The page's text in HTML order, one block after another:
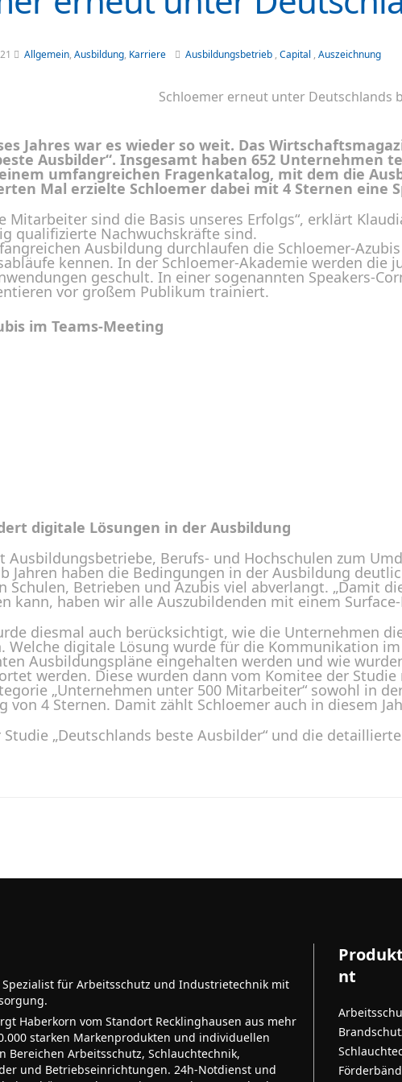
Allgemein, Ausbildung, Karriere Ausbildungsbetrieb , Capital , Auszeichnung
Jahres war es wieder so weit. Das
Ausbilder“. Insgesamt haben 652 Unternehmen
umfangreichen Fragenkatalog, mit dem die
Mal erzielte Schloemer dabei mit 4 Sternen eine
Mitarbeiter sind die Basis unseres Erfolgs“, erklärt
qualifizierte Nachwuchskräfte sind.
Ausbildung durchlaufen die Schloemer-
kennen. In der Schloemer-Akademie werden die
geschult. In einer sogenannten Speakers-
vor großem Publikum trainiert.
digitale Lösungen in der Ausbildung
Ausbildungsbetriebe, Berufs- und Hochschulen zum
Jahren haben die Bedingungen in der Ausbildung
Schulen, Betrieben und Azubis viel abverlangt. „Damit
kann, haben wir alle Auszubildenden mit einem
diesmal auch berücksichtigt, wie die Unternehmen
Welche digitale Lösung wurde für die Kommunikation
Ausbildungspläne eingehalten werden und wie
werden. Diese wurden dann vom Komitee der
„Unternehmen unter 500 Mitarbeiter“ sowohl in
von 4 Sternen. Damit zählt Schloemer auch in diesem
„Deutschlands beste Ausbilder“ und die
für Arbeitsschutz und Industrietechnik mit
Haberkorn vom Standort Recklinghausen aus mehr
starken Markenprodukten und individuellen
Bereichen Arbeitsschutz, Schlauchtechnik,
und Betriebseinrichtungen. 24h-Notdienst und
nt